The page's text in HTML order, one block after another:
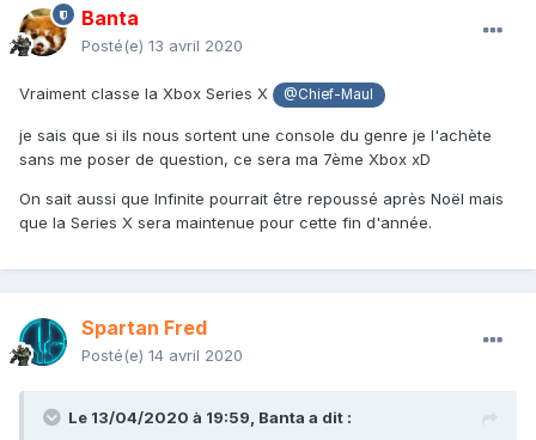
Banta
Posté(e) 13 avril 2020
Vraiment classe la Xbox Series X @Chief-Maul
je sais que si ils nous sortent une console du genre je l'achète
sans me poser de question, ce sera ma 7ème Xbox xD
On sait aussi que Infinite pourrait être repoussé après Noël mais
que la Series X sera maintenue pour cette fin d'année.
Spartan Fred
Posté(e) 14 avril 2020
Le 13/04/2020 à 19:59, Banta a dit :